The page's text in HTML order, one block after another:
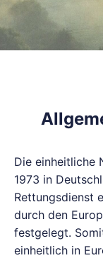
Die einheitliche
1973 in
Rettungsdienst
durch den
festgelegt.
einheitlich in